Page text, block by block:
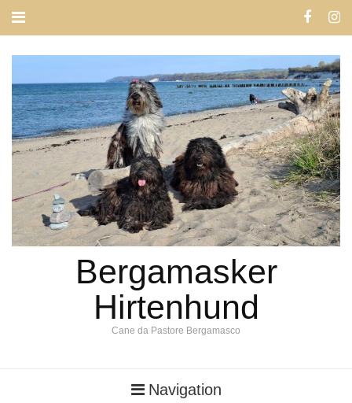
Bergamasker
Hirtenhund
Cane da Pastore Bergamasco
Navigation